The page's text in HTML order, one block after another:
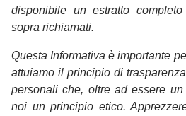
disponibile un estratto
sopra richiamati.
Questa Informativa è importante
attuiamo il principio di
personali che, oltre ad essere
noi un principio etico.